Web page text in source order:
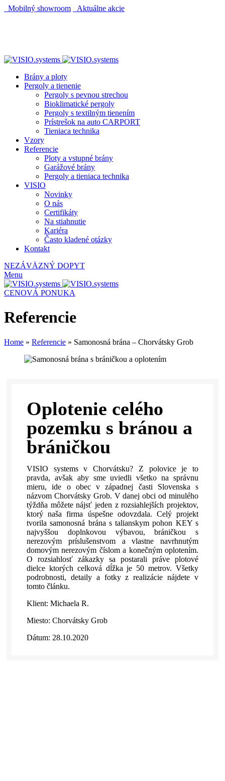
Mobilný showroom
Aktuálne akcie
Brány a ploty
Pergoly a tienenie
Pergoly s pevnou strechou
Bioklimatické pergoly
Pergoly s textilným tienením
Prístrešok na auto CARPORT
Tieniaca technika
Vzory
Referencie
Ploty a vstupné brány
Garážové brány
Pergoly a tieniaca technika
VISIO
Novinky
O nás
Certifikáty
Na stiahnutie
Kariéra
Často kladené otázky
Kontakt
NEZÁVÄZNÝ DOPYT
Menu
CENOVÁ PONUKA
Referencie
Home » Referencie » Samonosná brána – Chorvátsky Grob
Oplotenie celého
pozemku s bránou a
bráničkou
VISIO systems v Chorvátsku? Z polovice je to
pravda, avšak aby sme uviedli všetko na správnu
mieru, ide o obec v západnej časti Slovenska s
názvom Chorvátsky Grob. V danej obci od minulého
týždňa môžete nájsť jeden z rozsiahlejších projektov,
ktorý naša firma úspešne odovzdala. Celý projekt
tvorila samonosná brána s talianskym pohon KEY s
najvyššou doplnkovou výbavou, bráničkou s
nerezovým príslušenstvom a vlastne navrhnutým
domovým nerezovým číslom a konečným oplotením.
O rozsiahlosť zákazky sa postarali práve plotové
dielce ktorých celková dĺžka je 50 metrov. Všetky
podrobnosti, detaily a fotky z realizácie nájdete v
tomto článku.
Klient: Michaela R.
Miesto: Chorvátsky Grob
Dátum: 28.10.2020